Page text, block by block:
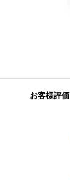
お客様評価